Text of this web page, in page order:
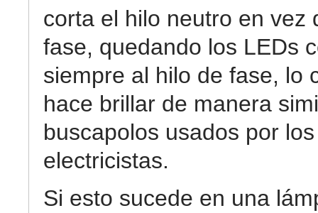
corta el hilo neutro en vez
fase, quedando los LEDs
siempre al hilo de fase, lo
hace brillar de manera
buscapolos usados por los
electricistas.
Si esto sucede en una